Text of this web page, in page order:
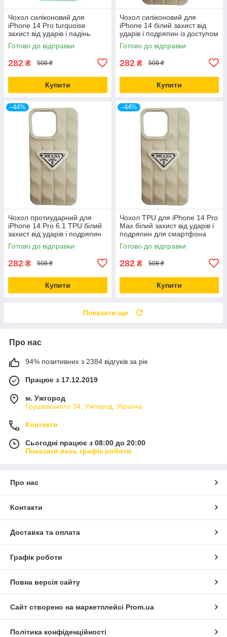
Чохол силіконовий для
iPhone 14 Pro turquoise
захист від ударів і падінь
легкий і міцний
Готово до відправки
282 ₴ 508 ₴
Купити
Чохол силіконовий для
iPhone 14 білий захист від
ударів і подряпин із доступом
до кнопок
Готово до відправки
282 ₴ 508 ₴
Купити
–44%
Чохол протиударний для
iPhone 14 Pro 6.1 TPU білий
захист від ударів і подряпин
Готово до відправки
282 ₴ 508 ₴
Купити
–44%
Чохол TPU для iPhone 14 Pro
Max білий захист від ударів і
подряпин для смартфона
Готово до відправки
282 ₴ 508 ₴
Купити
Показати ще
Про нас
94% позитивних з 2384 відгуків за рік
Працює з 17.12.2019
м. Ужгород
Грушевського 34, Ужгород, Україна
Контакти
Сьогодні працює з 08:00 до 20:00
Показати весь графік роботи
Про нас
Контакти
Доставка та оплата
Графік роботи
Повна версія сайту
Сайт створено на маркетплейсі Prom.ua
Політика конфіденційності